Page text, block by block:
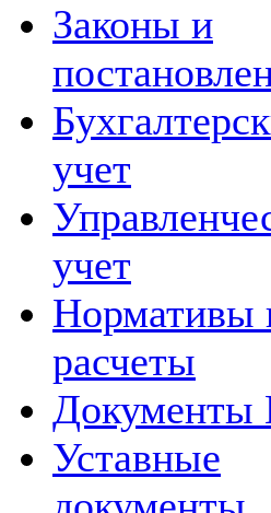
Законы и
учет
учет
Нормативы
расчеты
Уставные